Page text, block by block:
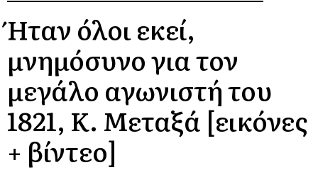
Ήταν όλοι εκεί,
μνημόσυνο για τον
μεγάλο αγωνιστή του
1821, Κ. Μεταξά [εικόνες
+ βίντεο]